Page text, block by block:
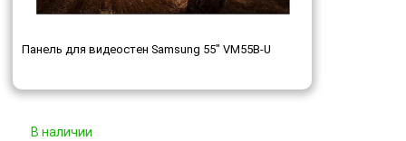
Панель для видеостен Samsung 55" VM55B-U
В наличии